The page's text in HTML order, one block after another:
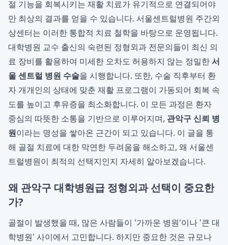
절 기능을 회복시키는 재활 치료가 유기적으로 연결되어야
만 최상의 결과를 얻을 수 있습니다. 서울센트럴병원 주간외
상센터는 이러한 통합적 치료 철학을 바탕으로 운영됩니다.
대학병원 교수 출신의 숙련된 정형외과 전문의들이 최신 의
료 장비를 활용하여 미세한 오차도 허용하지 않는 정밀한서
울 센트럴 병원 수술을 시행합니다. 또한, 수술 직후부터 환
자 개개인의 상태에 맞춘 재활 프로그램이 가동되어 회복 속
도를 높이고 후유증을 최소화합니다. 이 모든 과정은 환자
중심의 따뜻한 소통을 기반으로 이루어지며, 관악구 신뢰 병
원이라는 명성을 쌓아온 근간이 되고 있습니다. 이 글을 통
해 골절 치료에 대한 막연한 두려움을 해소하고, 왜 서울센
트럴병원이 최적의 선택지인지 자세히 알아보겠습니다.
왜 관악구 대학병원급 정형외과 선택이 중요한
가?
골절이 발생했을 때, 많은 사람들이 '가까운 병원'이나 '큰 대
학병원' 사이에서 고민합니다. 하지만 중요한 것은 규모나